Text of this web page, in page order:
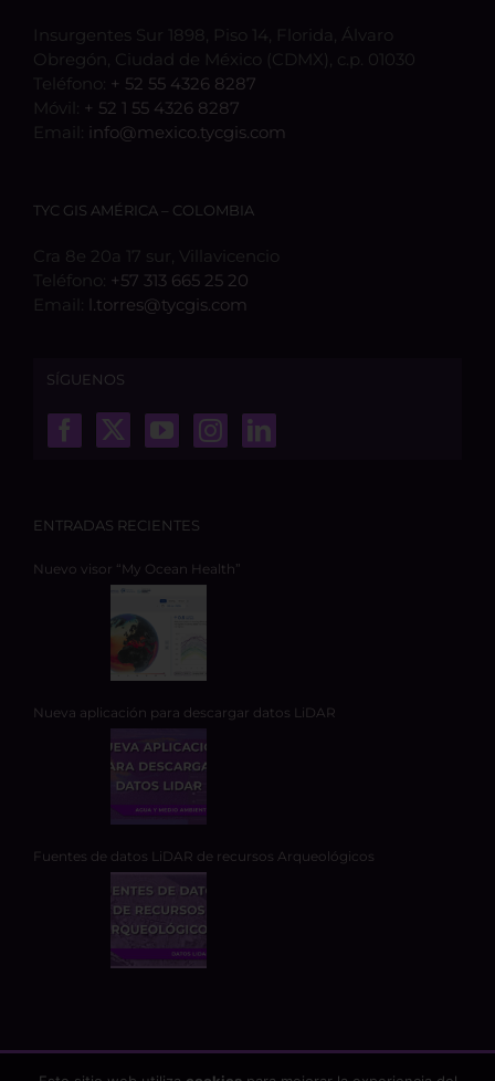
Insurgentes Sur 1898, Piso 14, Florida, Álvaro
Obregón, Ciudad de México (CDMX), c.p. 01030
Teléfono: + 52 55 4326 8287
Móvil: + 52 1 55 4326 8287
Email: info@mexico.tycgis.com
TYC GIS AMÉRICA – COLOMBIA
Cra 8e 20a 17 sur, Villavicencio
Teléfono: +57 313 665 25 20
Email: l.torres@tycgis.com
SÍGUENOS
ENTRADAS RECIENTES
Nuevo visor “My Ocean Health”
Nueva aplicación para descargar datos LiDAR
Fuentes de datos LiDAR de recursos Arqueológicos